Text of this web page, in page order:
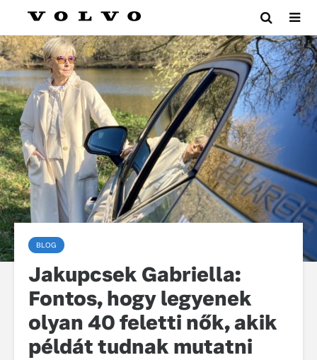
BLOG
Jakupcsek Gabriella:
Fontos, hogy legyenek
olyan 40 feletti nők, akik
példát tudnak mutatni